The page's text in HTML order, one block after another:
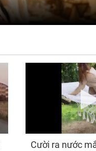
Cười ra nước